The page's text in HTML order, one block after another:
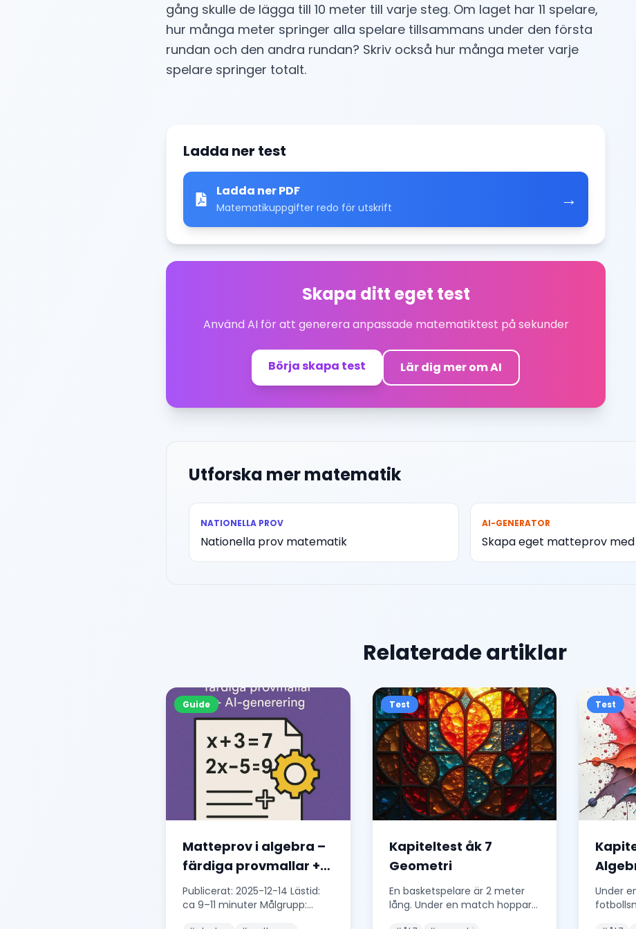
gång skulle de lägga till 10 meter till varje steg. Om laget har 11 spelare,
hur många meter springer alla spelare tillsammans under den första
rundan och den andra rundan? Skriv också hur många meter varje
spelare springer totalt.
Ladda ner test
Ladda ner PDF
Matematikuppgifter redo för utskrift →
Skapa ditt eget test
Använd AI för att generera anpassade matematiktest på sekunder
Börja skapa test Lär dig mer om AI
Utforska mer matematik
NATIONELLA PROV
Nationella prov matematik
AI-GENERATOR
Skapa eget matteprov med
Relaterade artiklar
Guide
Matteprov i algebra –
färdiga provmallar +
AI-generering (2026)
Publicerat: 2025-12-14 Lästid:
ca 9–11 minuter Målgrupp:
Test
Kapiteltest åk 7
Geometri
En basketspelare är 2 meter
lång. Under en match hoppar
Test
Under